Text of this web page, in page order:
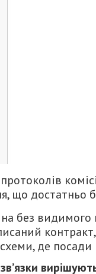
що достатньо
без видимого
де посади